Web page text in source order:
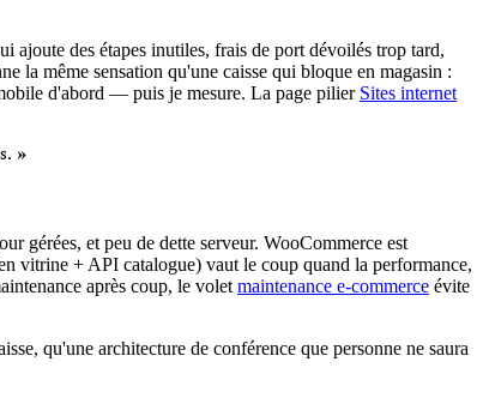
ajoute des étapes inutiles, frais de port dévoilés trop tard,
la même sensation qu'une caisse qui bloque en magasin :
d'abord — puis je mesure. La page pilier Sites internet
»
gérées, et peu de dette serveur. WooCommerce est
vitrine + API catalogue) vaut le coup quand la performance,
après coup, le volet maintenance e-commerce évite
qu'une architecture de conférence que personne ne saura